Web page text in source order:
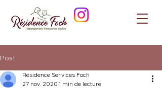
Post
Résidence Services Foch
27 nov. 2020 1 min de lecture